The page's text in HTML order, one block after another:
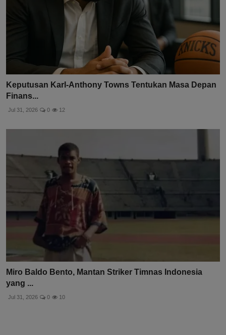
Keputusan Karl-Anthony Towns Tentukan Masa Depan
Finans...
Jul 31, 2026 0 12
Miro Baldo Bento, Mantan Striker Timnas Indonesia
yang ...
Jul 31, 2026 0 10